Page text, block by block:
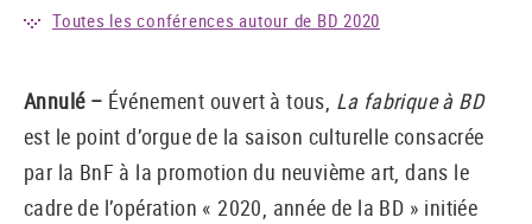
Toutes les conférences autour de BD 2020
Annulé – Événement ouvert à tous, La fabrique à BD
est le point d’orgue de la saison culturelle consacrée
par la BnF à la promotion du neuvième art, dans le
cadre de l’opération « 2020, année de la BD » initiée